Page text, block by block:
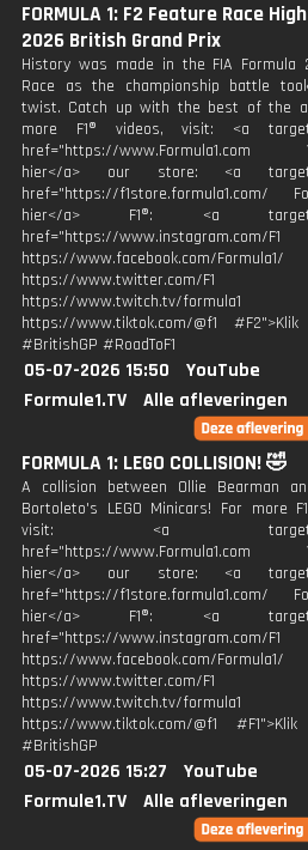
FORMULA 1: F2 Feature Race
2026 British Grand Prix
History was made in the FIA Formula
Race as the championship battle
twist. Catch up with the best of the
more F1® videos, visit: <a
href="https://www.Formula1.com
hier</a> our store: <a
href="https://f1store.formula1.com/
hier</a> F1®: <a
href="https://www.instagram.com/F1
https://www.facebook.com/Formula1/
https://www.twitter.com/F1
https://www.twitch.tv/formula1
https://www.tiktok.com/@f1
#BritishGP #RoadToF1
05-07-2026 15:50
YouTube
Formule1.TV
Alle afleveringen
FORMULA 1: LEGO COLLISION! 🤣
A collision between Ollie Bearman
Bortoleto's LEGO Minicars! For more
visit: <a
href="https://www.Formula1.com
hier</a> our store: <a
href="https://f1store.formula1.com/
hier</a> F1®: <a
href="https://www.instagram.com/F1
https://www.facebook.com/Formula1/
https://www.twitter.com/F1
https://www.twitch.tv/formula1
https://www.tiktok.com/@f1
#BritishGP
05-07-2026 15:27
YouTube
Formule1.TV
Alle afleveringen